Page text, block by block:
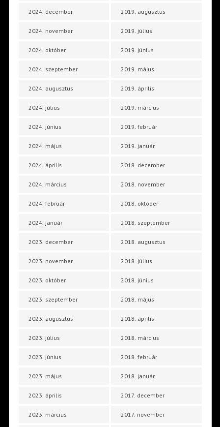
2024. december
2024. november
2024. október
2024. szeptember
2024. augusztus
2024. július
2024. június
2024. május
2024. április
2024. március
2024. február
2024. január
2023. december
2023. november
2023. október
2023. szeptember
2023. augusztus
2023. július
2023. június
2023. május
2023. április
2023. március
2019. augusztus
2019. július
2019. június
2019. május
2019. április
2019. március
2019. február
2019. január
2018. december
2018. november
2018. október
2018. szeptember
2018. augusztus
2018. július
2018. június
2018. május
2018. április
2018. március
2018. február
2018. január
2017. december
2017. november